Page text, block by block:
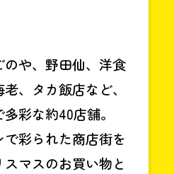
や、野田仙、洋食
、タカ飯店など、
彩な約40店舗。
彩られた商店街を
マスのお買い物と